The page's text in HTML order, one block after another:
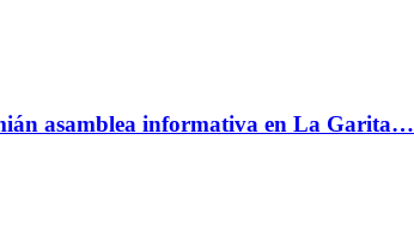
asamblea informativa en La Garita…